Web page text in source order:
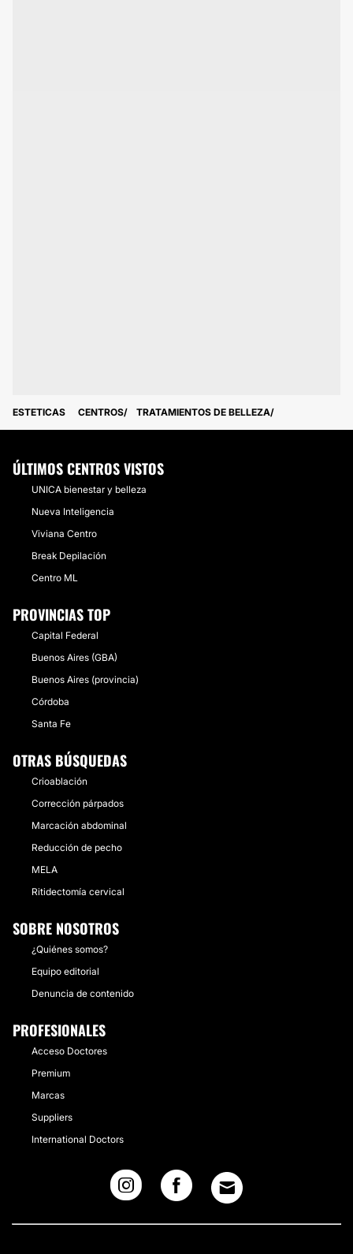
ESTETICAS CENTROS TRATAMIENTOS DE BELLEZA
ÚLTIMOS CENTROS VISTOS
UNICA bienestar y belleza
Nueva Inteligencia
Viviana Centro
Break Depilación
Centro ML
PROVINCIAS TOP
Capital Federal
Buenos Aires (GBA)
Buenos Aires (provincia)
Córdoba
Santa Fe
OTRAS BÚSQUEDAS
Crioablación
Corrección párpados
Marcación abdominal
Reducción de pecho
MELA
Ritidectomía cervical
SOBRE NOSOTROS
¿Quiénes somos?
Equipo editorial
Denuncia de contenido
PROFESIONALES
Acceso Doctores
Premium
Marcas
Suppliers
International Doctors